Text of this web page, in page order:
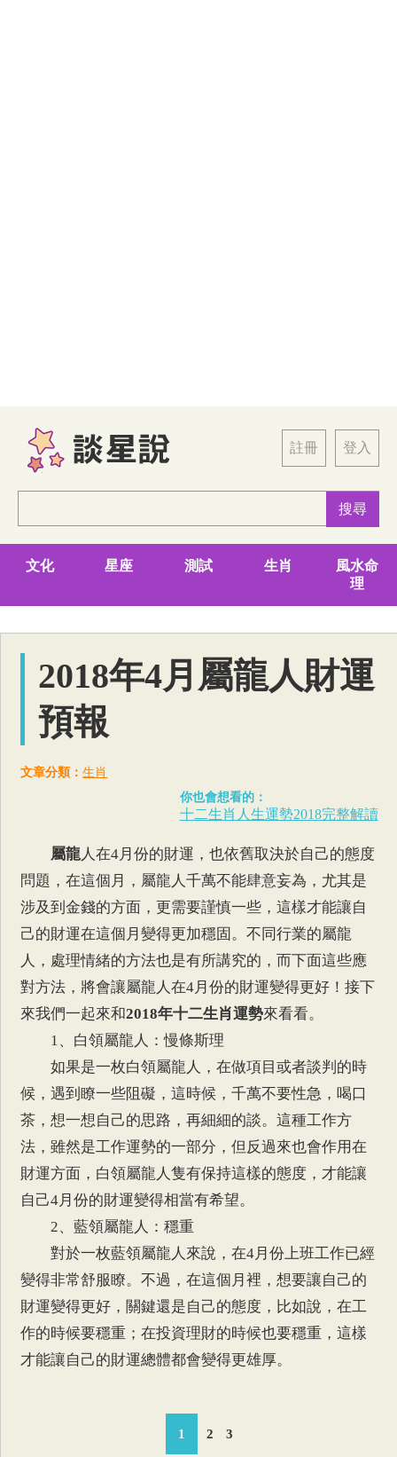
註冊 登入
文化 星座 測試 生肖
風水命
理
2018年4月屬龍人財運
預報
文章分類：生肖
你也會想看的：
十二生肖人生運勢2018完整解讀
屬龍人在4月份的財運，也依舊取決於自己的態度
問題，在這個月，屬龍人千萬不能肆意妄為，尤其是
涉及到金錢的方面，更需要謹慎一些，這樣才能讓自
己的財運在這個月變得更加穩固。不同行業的屬龍
人，處理情緒的方法也是有所講究的，而下面這些應
對方法，將會讓屬龍人在4月份的財運變得更好！接下
來我們一起來和2018年十二生肖運勢來看看。
1、白領屬龍人：慢條斯理
如果是一枚白領屬龍人，在做項目或者談判的時
候，遇到瞭一些阻礙，這時候，千萬不要性急，喝口
茶，想一想自己的思路，再細細的談。這種工作方
法，雖然是工作運勢的一部分，但反過來也會作用在
財運方面，白領屬龍人隻有保持這樣的態度，才能讓
自己4月份的財運變得相當有希望。
2、藍領屬龍人：穩重
對於一枚藍領屬龍人來說，在4月份上班工作已經
變得非常舒服瞭。不過，在這個月裡，想要讓自己的
財運變得更好，關鍵還是自己的態度，比如說，在工
作的時候要穩重；在投資理財的時候也要穩重，這樣
才能讓自己的財運總體都會變得更雄厚。
1 2 3